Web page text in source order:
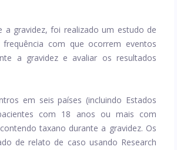
gravidez, foi realizado um estudo de
com que ocorrem eventos
a gravidez e avaliar os resultados
em seis países (incluindo Estados
com 18 anos ou mais com
taxano durante a gravidez. Os
de relato de caso usando Research